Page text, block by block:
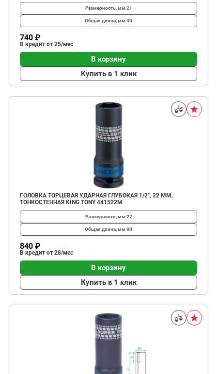
Размерность, мм 21
Общая длина, мм 40
740 ₽
В кредит от 25/мес
В корзину
Купить в 1 клик
ГОЛОВКА ТОРЦЕВАЯ УДАРНАЯ ГЛУБОКАЯ 1/2", 22 ММ,
ТОНКОСТЕННАЯ KING TONY 441522M
Размерность, мм 22
Общая длина, мм 80
840 ₽
В кредит от 28/мес
В корзину
Купить в 1 клик